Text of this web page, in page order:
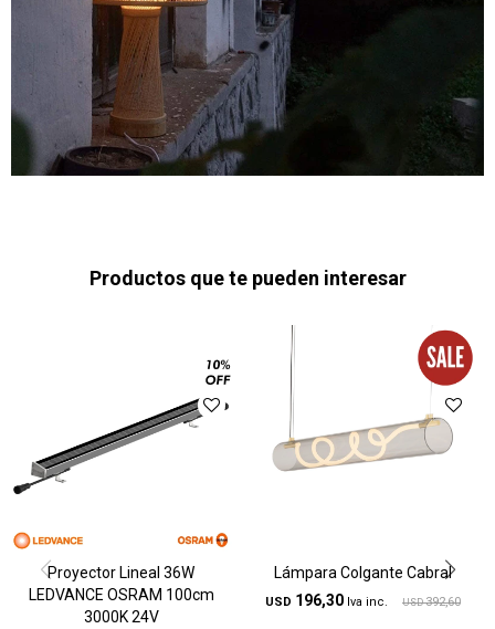
Productos que te pueden interesar
Proyector Lineal 36W
LEDVANCE OSRAM 100cm
3000K 24V
Lámpara Colgante Cabral
USD 196,30 USD 392,60